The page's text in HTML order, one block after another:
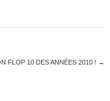
FLOP 10 DES ANNÉES 2010 ! →